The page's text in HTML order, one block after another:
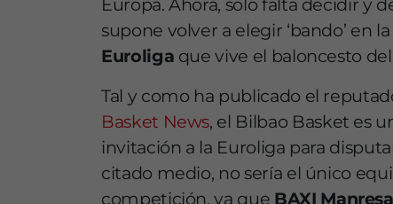
Europa. Ahora, solo falta decidir y
supone volver a elegir ‘bando’ en
Euroliga que vive el baloncesto
Tal y como ha publicado el
Basket News, el Bilbao Basket es
invitación a la Euroliga para
citado medio, no sería el único
competición, ya que BAXI